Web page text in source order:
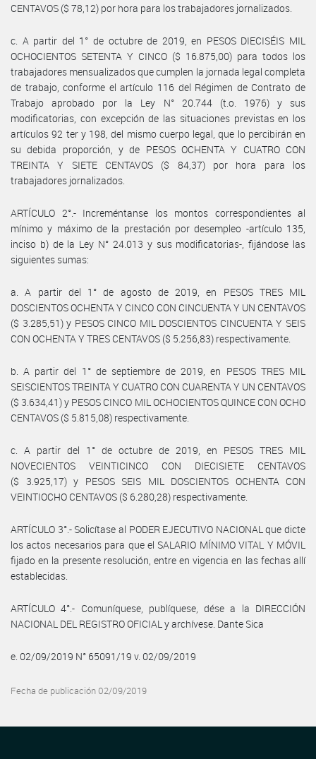
CENTAVOS ($ 78,12) por hora para los trabajadores jornalizados.
c. A partir del 1° de octubre de 2019, en PESOS DIECISÉIS MIL
OCHOCIENTOS SETENTA Y CINCO ($ 16.875,00) para todos los
trabajadores mensualizados que cumplen la jornada legal completa
de trabajo, conforme el artículo 116 del Régimen de Contrato de
Trabajo aprobado por la Ley N° 20.744 (t.o. 1976) y sus
modificatorias, con excepción de las situaciones previstas en los
artículos 92 ter y 198, del mismo cuerpo legal, que lo percibirán en
su debida proporción, y de PESOS OCHENTA Y CUATRO CON
TREINTA Y SIETE CENTAVOS ($ 84,37) por hora para los
trabajadores jornalizados.
ARTÍCULO 2°.- Increméntanse los montos correspondientes al
mínimo y máximo de la prestación por desempleo -artículo 135,
inciso b) de la Ley N° 24.013 y sus modificatorias-, fijándose las
siguientes sumas:
a. A partir del 1° de agosto de 2019, en PESOS TRES MIL
DOSCIENTOS OCHENTA Y CINCO CON CINCUENTA Y UN CENTAVOS
($ 3.285,51) y PESOS CINCO MIL DOSCIENTOS CINCUENTA Y SEIS
CON OCHENTA Y TRES CENTAVOS ($ 5.256,83) respectivamente.
b. A partir del 1° de septiembre de 2019, en PESOS TRES MIL
SEISCIENTOS TREINTA Y CUATRO CON CUARENTA Y UN CENTAVOS
($ 3.634,41) y PESOS CINCO MIL OCHOCIENTOS QUINCE CON OCHO
CENTAVOS ($ 5.815,08) respectivamente.
c. A partir del 1° de octubre de 2019, en PESOS TRES MIL
NOVECIENTOS VEINTICINCO CON DIECISIETE CENTAVOS
($ 3.925,17) y PESOS SEIS MIL DOSCIENTOS OCHENTA CON
VEINTIOCHO CENTAVOS ($ 6.280,28) respectivamente.
ARTÍCULO 3°.- Solicítase al PODER EJECUTIVO NACIONAL que dicte
los actos necesarios para que el SALARIO MÍNIMO VITAL Y MÓVIL
fijado en la presente resolución, entre en vigencia en las fechas allí
establecidas.
ARTÍCULO 4°.- Comuníquese, publíquese, dése a la DIRECCIÓN
NACIONAL DEL REGISTRO OFICIAL y archívese. Dante Sica
e. 02/09/2019 N° 65091/19 v. 02/09/2019
Fecha de publicación 02/09/2019